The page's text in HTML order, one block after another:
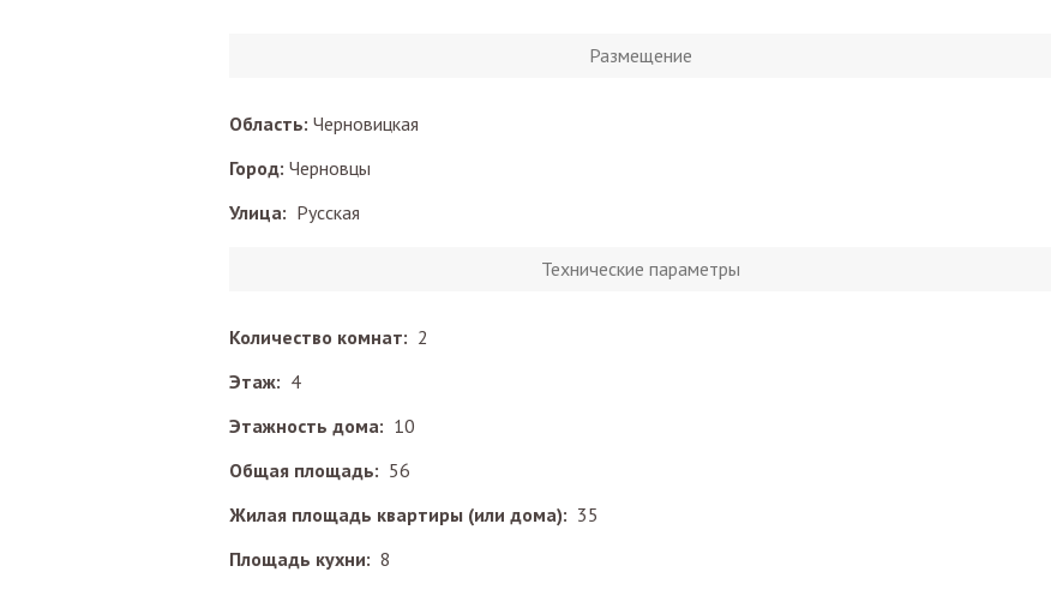
Размещение
Область: Черновицкая
Город: Черновцы
Улица: Русская
Технические параметры
Количество комнат: 2
Этаж: 4
Этажность дома: 10
Общая площадь: 56
Жилая площадь квартиры (или дома): 35
Площадь кухни: 8